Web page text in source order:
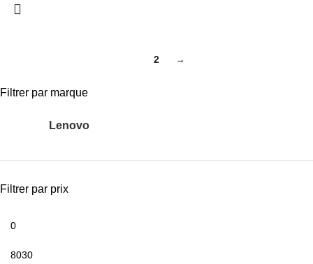
Filtrer par marque
Lenovo
Filtrer par prix
2 →